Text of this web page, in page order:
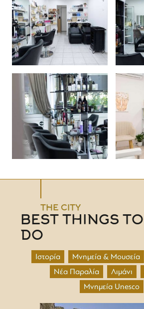
THE CITY
BEST THINGS TO
DO
Ιστορία Μνημεία & Μουσεία
Νέα Παραλία
Λιμάνι
Μνημεία Unesco